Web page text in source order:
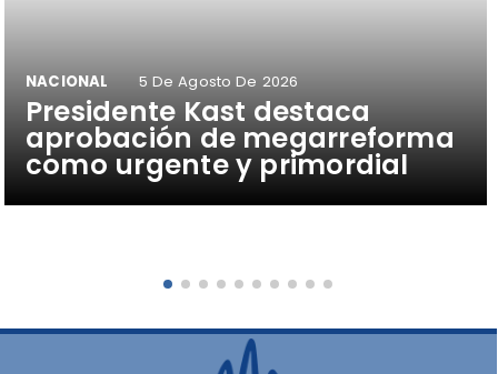
Presidente Kast destaca
aprobación de megarreforma
como urgente y primordial
NACIONAL 5 De Agosto De 2026